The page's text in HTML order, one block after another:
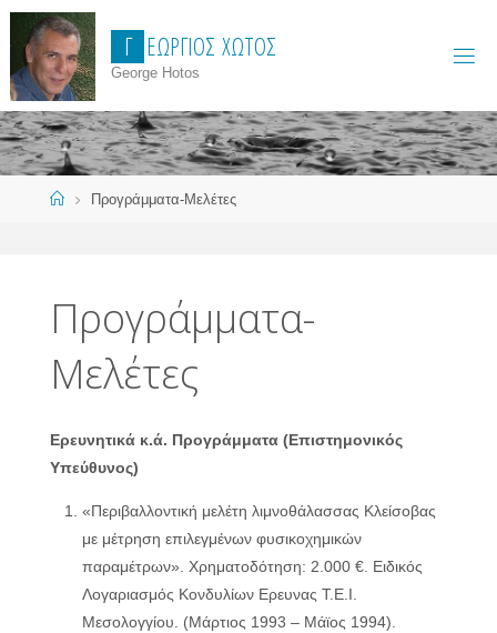
Skip
content
Γ ΕΏΡΓΙΟΣ ΧΏΤΟΣ
George Hotos
HomeΠρογράμματα-Μελέτες
Προγράμματα-
Μελέτες
Ερευνητικά κ.ά. Προγράμματα (Επιστημονικός
Υπεύθυνος)
«Περιβαλλοντική μελέτη λιμνοθάλασσας Κλείσοβας
με μέτρηση επιλεγμένων φυσικοχημικών
παραμέτρων». Χρηματοδότηση: 2.000 €. Ειδικός
Λογαριασμός Κονδυλίων Ερευνας Τ.Ε.Ι.
Μεσολογγίου. (Μάρτιος 1993 – Μάϊος 1994).